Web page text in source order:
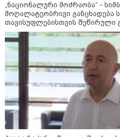
აშშ-მა
პაატა
„ნაციონალური მოძრაობა“ -
მოღალატეობრივი განცხადება
თავისუფლებისთვის შეწირული
გაკეთდა